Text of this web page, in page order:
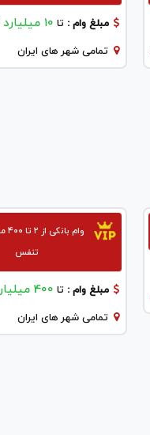
مبلغ وام :تا ۱۰ میلیارد
تمامی شهر های ایران
تنفس
مبلغ وام :تا 400 میلیارد
تمامی شهر های ایران